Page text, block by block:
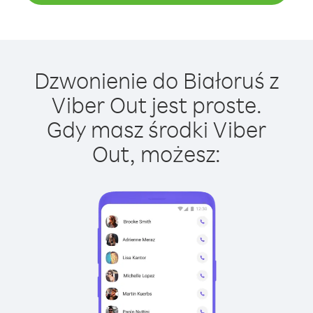
Dzwonienie do Białoruś z
Viber Out jest proste.
Gdy masz środki Viber
Out, możesz: